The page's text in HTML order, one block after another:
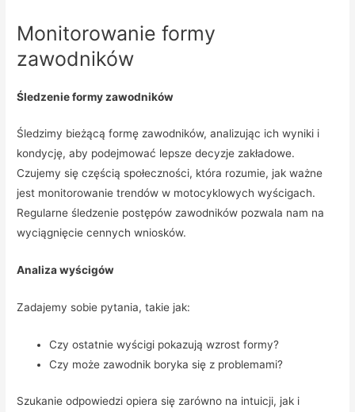
Monitorowanie formy
zawodników
Śledzenie formy zawodników
Śledzimy bieżącą formę zawodników, analizując ich wyniki i
kondycję, aby podejmować lepsze decyzje zakładowe.
Czujemy się częścią społeczności, która rozumie, jak ważne
jest monitorowanie trendów w motocyklowych wyścigach.
Regularne śledzenie postępów zawodników pozwala nam na
wyciągnięcie cennych wniosków.
Analiza wyścigów
Zadajemy sobie pytania, takie jak:
Czy ostatnie wyścigi pokazują wzrost formy?
Czy może zawodnik boryka się z problemami?
Szukanie odpowiedzi opiera się zarówno na intuicji, jak i